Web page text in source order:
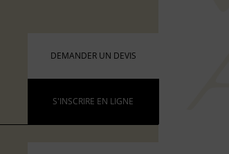
DEMANDER UN DEVIS
S'INSCRIRE EN LIGNE